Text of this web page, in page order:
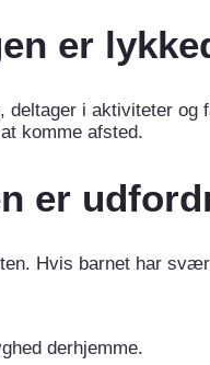
er
i aktiviteter
komme afsted.
er
Hvis barnet har
derhjemme.